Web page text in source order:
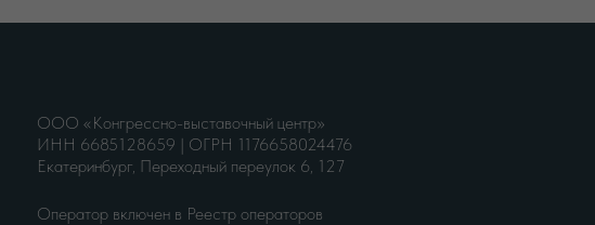
ООО «Конгрессно-выставочный центр»
ИНН 6685128659 | ОГРН 1176658024476
Екатеринбург, Переходный переулок 6, 127
Оператор включен в Реестр операторов